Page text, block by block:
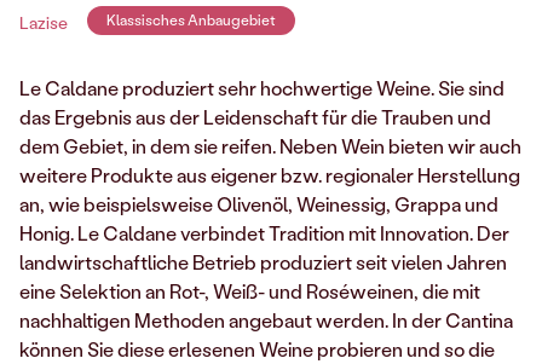
Lazise Klassisches Anbaugebiet
​Le Caldane produziert sehr hochwertige Weine. Sie sind
das Ergebnis aus der Leidenschaft für die Trauben und
dem Gebiet, in dem sie reifen. Neben Wein bieten wir auch
weitere Produkte aus eigener bzw. regionaler Herstellung
an, wie beispielsweise Olivenöl, Weinessig, Grappa und
Honig. ​Le Caldane verbindet Tradition mit Innovation. Der
landwirtschaftliche Betrieb produziert seit vielen Jahren
eine Selektion an Rot-, Weiß- und Roséweinen, die mit
nachhaltigen Methoden angebaut werden. In der Cantina
können Sie diese erlesenen Weine probieren und so die